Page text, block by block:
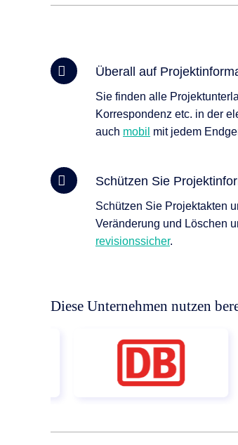
Überall auf
Sie finden alle
Korrespondenz etc. in der
auch mobil mit jedem
Schützen Sie
Schützen Sie Projektakten
Veränderung und Löschen
revisionssicher.
Diese Unternehmen nutzen